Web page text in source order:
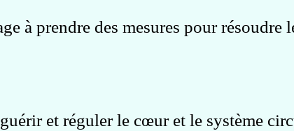
à prendre des mesures pour résoudre
et réguler le cœur et le système